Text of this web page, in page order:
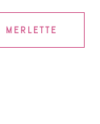
MERLETTE